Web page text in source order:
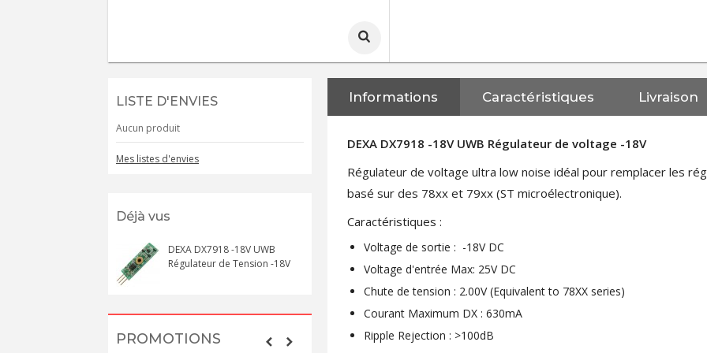
LISTE D'ENVIES
Aucun produit
Mes listes d'envies
Déjà vus
DEXA DX7918 -18V UWB
Régulateur de Tension -18V
PROMOTIONS
Informations Caractéristiques Livraison
DEXA DX7918 -18V UWB Régulateur de voltage -18V
Régulateur de voltage ultra low noise idéal pour remplacer les
basé sur des 78xx et 79xx (ST microélectronique).
Caractéristiques :
Voltage de sortie : -18V DC
Voltage d'entrée Max: 25V DC
Chute de tension : 2.00V (Equivalent to 78XX series)
Courant Maximum DX : 630mA
Ripple Rejection : >100dB